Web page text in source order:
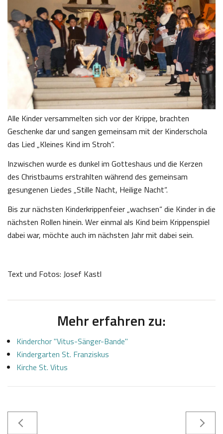
Alle Kinder versammelten sich vor der Krippe, brachten
Geschenke dar und sangen gemeinsam mit der Kinderschola
das Lied „Kleines Kind im Stroh“.
Inzwischen wurde es dunkel im Gotteshaus und die Kerzen
des Christbaums erstrahlten während des gemeinsam
gesungenen Liedes „Stille Nacht, Heilige Nacht“.
Bis zur nächsten Kinderkrippenfeier „wachsen“ die Kinder in die
nächsten Rollen hinein. Wer einmal als Kind beim Krippenspiel
dabei war, möchte auch im nächsten Jahr mit dabei sein.
Text und Fotos: Josef Kastl
Mehr erfahren zu:
Kinderchor "Vitus-Sänger-Bande"
Kindergarten St. Franziskus
Kirche St. Vitus